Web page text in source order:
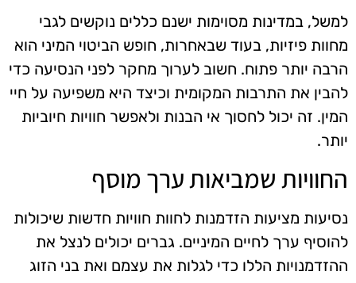
למשל, במדינות מסוימות ישנם כללים נוקשים לגבי
מחוות פיזיות, בעוד שבאחרות, חופש הביטוי המיני הוא
הרבה יותר פתוח. חשוב לערוך מחקר לפני הנסיעה כדי
להבין את התרבות המקומית וכיצד היא משפיעה על חיי
המין. זה יכול לחסוך אי הבנות ולאפשר חוויות חיוביות
יותר.
החוויות שמביאות ערך מוסף
נסיעות מציעות הזדמנות לחוות חוויות חדשות שיכולות
להוסיף ערך לחיים המיניים. גברים יכולים לנצל את
ההזדמנויות הללו כדי לגלות את עצמם ואת בני הזוג